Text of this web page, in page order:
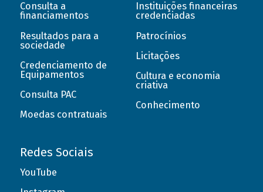
Consulta a
financiamentos
Resultados para a
sociedade
Credenciamento de
Equipamentos
Consulta PAC
Moedas contratuais
Instituições financeiras
credenciadas
Patrocínios
Licitações
Cultura e economia
criativa
Conhecimento
Redes Sociais
YouTube